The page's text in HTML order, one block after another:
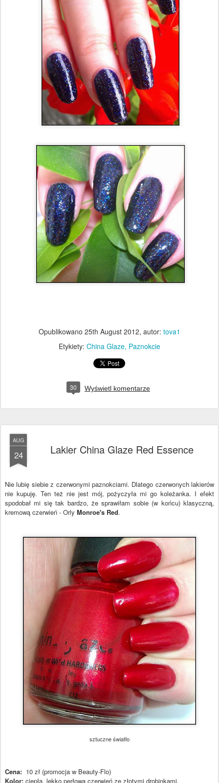
Opublikowano 25th August 2012, autor: tova1
Etykiety: China Glaze Paznokcie
30 Wyświetl komentarze
AUG
24 Lakier China Glaze Red Essence
Nie lubię siebie z czerwonymi paznokciami. Dlatego czerwonych lakierów
nie kupuję. Ten też nie jest mój, pożyczyła mi go koleżanka. I efekt
spodobał mi się tak bardzo, że sprawiłam sobie (w końcu) klasyczną,
kremową czerwień - Orly Monroe's Red.
sztuczne światło
Cena: 10 zł (promocja w Beauty-Flo)